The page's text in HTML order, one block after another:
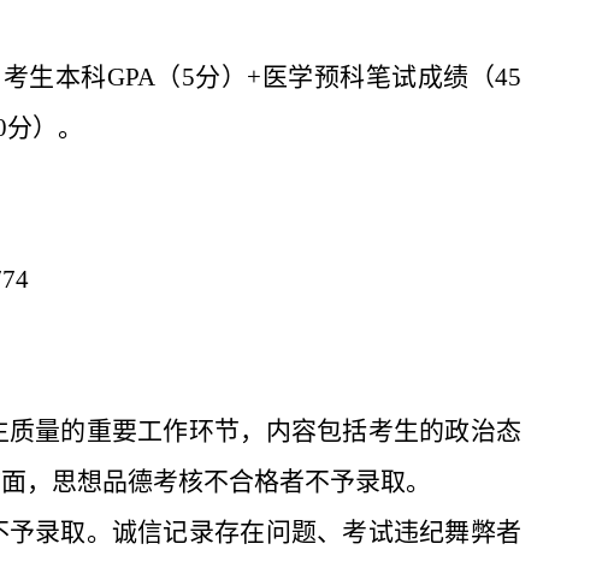
考生本科GPA（5分） + 医学预科笔试成绩（45
分）。
量的重要工作环节，内容包括考生的政治态
， 思想品德考核不合格者不予录取。
予录取。诚信记录存在问题、考试违纪舞弊者